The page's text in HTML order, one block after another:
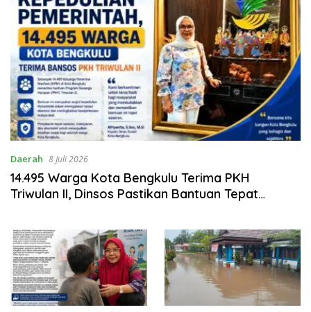
Daerah 8 Juli 2026
14.495 Warga Kota Bengkulu Terima PKH
Triwulan II, Dinsos Pastikan Bantuan Tepat